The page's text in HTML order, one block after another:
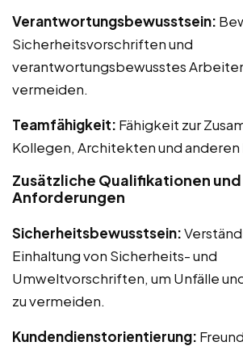
Verantwortungsbewusstsein:
Sicherheitsvorschriften und
verantwortungsbewusstes
vermeiden.
Teamfähigkeit: Fähigkeit zur
Kollegen, Architekten und
Zusätzliche Qualifikationen und
Anforderungen
Sicherheitsbewusstsein:
Einhaltung von Sicherheits- und
Umweltvorschriften, um Unfälle
zu vermeiden.
Kundendienstorientierung: